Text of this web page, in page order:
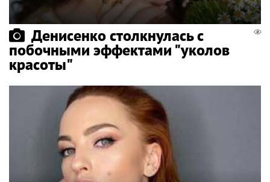
Денисенко столкнулась с
побочными эффектами "уколов
красоты"